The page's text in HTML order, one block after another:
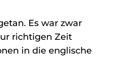
Es war zwar
richtigen Zeit
in die englische